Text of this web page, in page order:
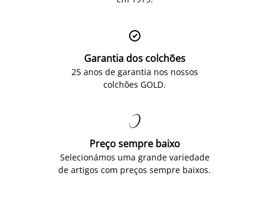

Garantia dos colchões
25 anos de garantia nos nossos
colchões GOLD.

Preço sempre baixo
Selecionámos uma grande variedade
de artigos com preços sempre baixos.